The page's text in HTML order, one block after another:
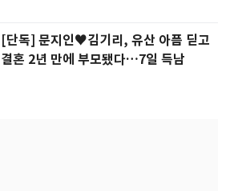
[단독] 문지인♥김기리, 유산 아픔 딛고
결혼 2년 만에 부모됐다…7일 득남